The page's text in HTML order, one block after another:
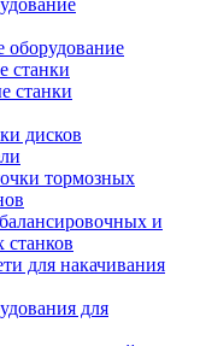
станки
станки
дисков
тормозных
и
для накачивания
для